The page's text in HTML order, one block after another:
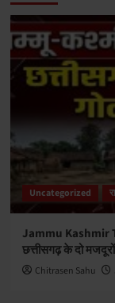
Uncategorized
Jammu Kashmir
छत्तीसगढ़ के दो
Chitrasen Sahu